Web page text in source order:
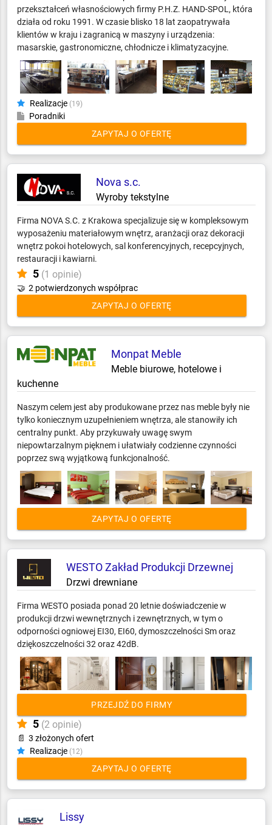
przekształceń własnościowych firmy P.H.Z. HAND-SPOL, która
działa od roku 1991. W czasie blisko 18 lat zaopatrywała
klientów w kraju i zagranicą w maszyny i urządzenia:
masarskie, gastronomiczne, chłodnicze i klimatyzacyjne.
Realizacje (19)
Poradniki
ZAPYTAJ O OFERTĘ
Nova s.c.
Wyroby tekstylne
Firma NOVA S.C. z Krakowa specjalizuje się w kompleksowym
wyposażeniu materiałowym wnętrz, aranżacji oraz dekoracji
wnętrz pokoi hotelowych, sal konferencyjnych, recepcyjnych,
restauracji i kawiarni.
5 (1 opinie)
🤝 2 potwierdzonych współprac
ZAPYTAJ O OFERTĘ
Monpat Meble
Meble biurowe, hotelowe i
kuchenne
Naszym celem jest aby produkowane przez nas meble były nie
tylko koniecznym uzupełnieniem wnętrza, ale stanowiły ich
centralny punkt. Aby przykuwały uwagę swym
niepowtarzalnym pięknem i ułatwiały codzienne czynności
poprzez swą wyjątkową funkcjonalność.
ZAPYTAJ O OFERTĘ
WESTO Zakład Produkcji Drzewnej
Drzwi drewniane
Firma WESTO posiada ponad 20 letnie doświadczenie w
produkcji drzwi wewnętrznych i zewnętrznych, w tym o
odporności ogniowej EI30, EI60, dymoszczelności Sm oraz
dziękoszczelności 32 oraz 42dB.
PRZEJDŹ DO FIRMY
5 (2 opinie)
📄 3 złożonych ofert
Realizacje (12)
ZAPYTAJ O OFERTĘ
Lissy